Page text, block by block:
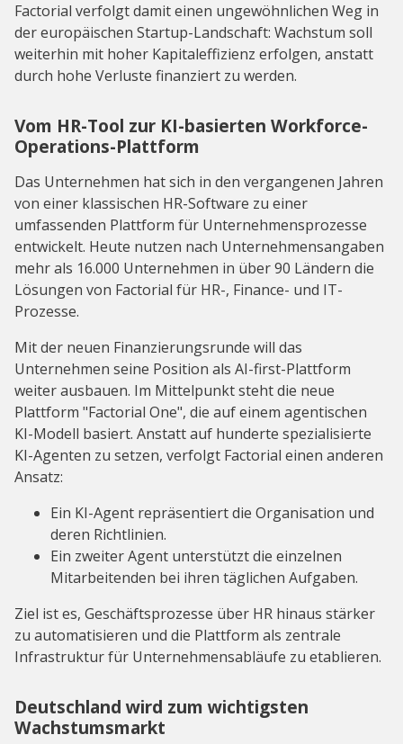
Factorial verfolgt damit einen ungewöhnlichen Weg in
der europäischen Startup-Landschaft: Wachstum soll
weiterhin mit hoher Kapitaleffizienz erfolgen, anstatt
durch hohe Verluste finanziert zu werden.
Vom HR-Tool zur KI-basierten Workforce-
Operations-Plattform
Das Unternehmen hat sich in den vergangenen Jahren
von einer klassischen HR-Software zu einer
umfassenden Plattform für Unternehmensprozesse
entwickelt. Heute nutzen nach Unternehmensangaben
mehr als 16.000 Unternehmen in über 90 Ländern die
Lösungen von Factorial für HR-, Finance- und IT-
Prozesse.
Mit der neuen Finanzierungsrunde will das
Unternehmen seine Position als AI-first-Plattform
weiter ausbauen. Im Mittelpunkt steht die neue
Plattform "Factorial One", die auf einem agentischen
KI-Modell basiert. Anstatt auf hunderte spezialisierte
KI-Agenten zu setzen, verfolgt Factorial einen anderen
Ansatz:
Ein KI-Agent repräsentiert die Organisation und
deren Richtlinien.
Ein zweiter Agent unterstützt die einzelnen
Mitarbeitenden bei ihren täglichen Aufgaben.
Ziel ist es, Geschäftsprozesse über HR hinaus stärker
zu automatisieren und die Plattform als zentrale
Infrastruktur für Unternehmensabläufe zu etablieren.
Deutschland wird zum wichtigsten
Wachstumsmarkt